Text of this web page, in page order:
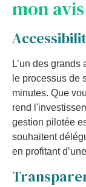
mon
L’un des
le processus de
minutes. Que
rend
gestion pilotée
souhaitent
en profitant